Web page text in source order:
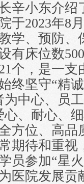
辛小东介绍
于2023年8
学、预防、
有床位数
个，是一支
终坚守“精
中心、员
、耐心、
方位、高品
期待和重视
员参加“星
医院发展贡